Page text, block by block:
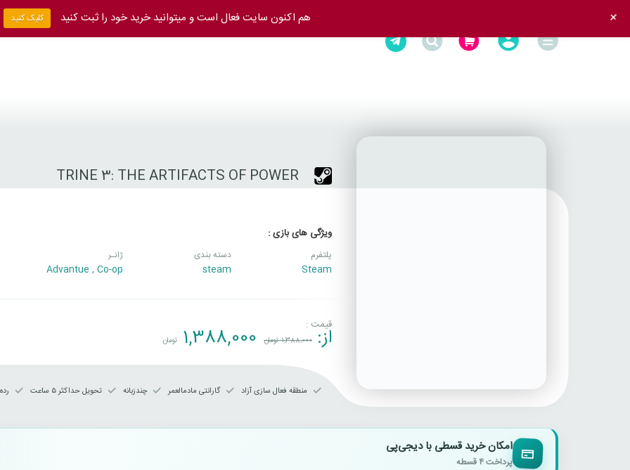
TRINE 3: THE ARTIFACTS OF POWER
ویژگی های بازی :
پلتفرم
Steam
دسته بندی
steam
ژانـر
Advantue , Co-op
قیمت :
از: 1,388,000تومان 1,388,000 تومان
منطقه فعال سازی آزاد گارانتی مادمالعمر چندزبانه تحویل حداکثر ۵ ساعت
امکان خرید قسطی با دیجی‌پی
پرداخت ۴ قسطه
هم اکنون سایت فعال است و میتوانید خرید خود را ثبت کنید کلیک کنید +